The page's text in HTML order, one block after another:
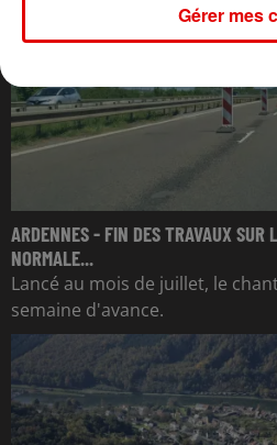
ARDENNES - FIN DES TRAVAUX SUR
NORMALE...
Lancé au mois de juillet, le
semaine d'avance.
Gérer mes